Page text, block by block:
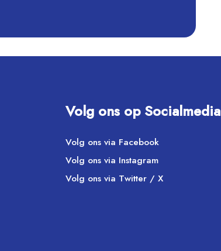
Volg ons op Socialmedia
Volg ons via Facebook
Volg ons via Instagram
Volg ons via Twitter / X